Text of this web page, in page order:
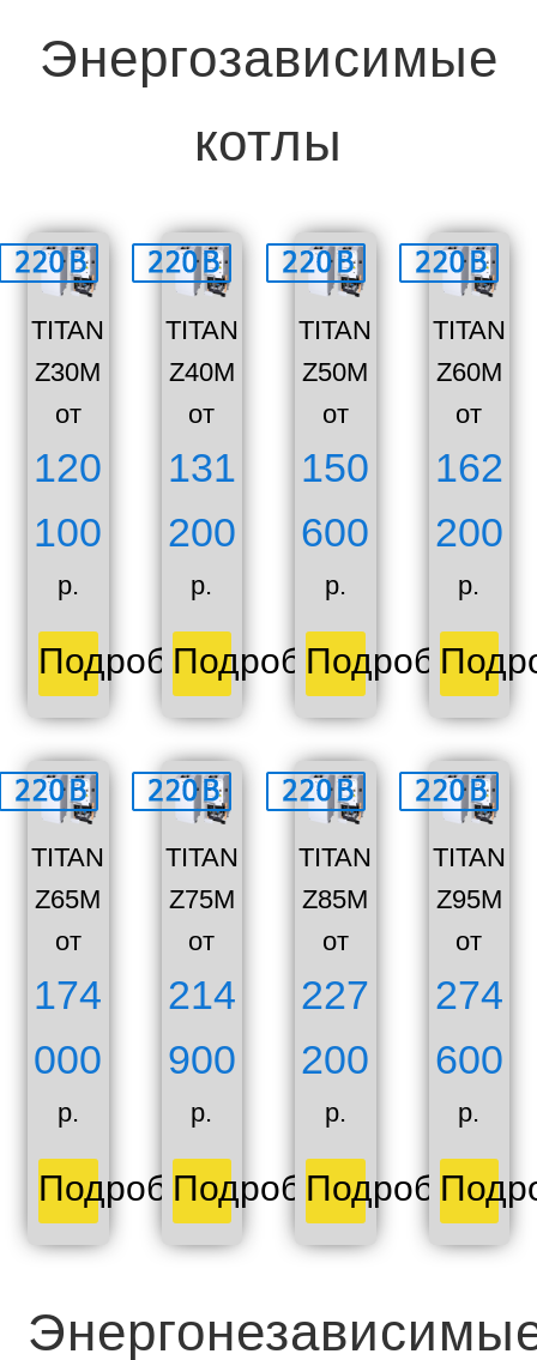
Энергозависимые
котлы
TITAN
Z30M
от
120
100
р.
Подробнее
TITAN
Z40M
от
131
200
р.
Подробнее
TITAN
Z50M
от
150
600
р.
Подробнее
TITAN
Z60M
от
162
200
р.
TITAN
Z65M
от
174
000
р.
Подробнее
TITAN
Z75M
от
214
900
р.
Подробнее
TITAN
Z85M
от
227
200
р.
Подробнее
TITAN
Z95M
от
274
600
р.